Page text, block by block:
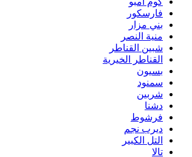
فارسكور
بني مزار
منية النصر
شبين القناطر
القناطر الخيرية
بسيون
سمنود
شربين
دشنا
فرشوط
ديرب نجم
التل الكبير
تالا